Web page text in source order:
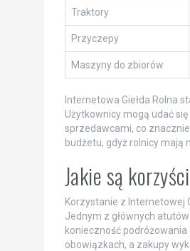
Traktory
Przyczepy
Maszyny do zbiorów
Internetowa Giełda Rolna
Użytkownicy mogą udać
sprzedawcami, co
budżetu, gdyż rolnicy mają
Jakie są
Korzystanie z Internetowej
Jednym z głównych
konieczność
obowiązkach, a zakupy